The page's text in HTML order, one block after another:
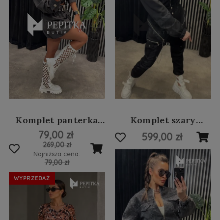
Komplet panterka
#29
79,00 zł
269,00 zł
Najniższa cena:
79,00 zł
WYPRZEDAŻ
Komplet szary
jeansowy z
cyrkoniami #58
599,00 zł